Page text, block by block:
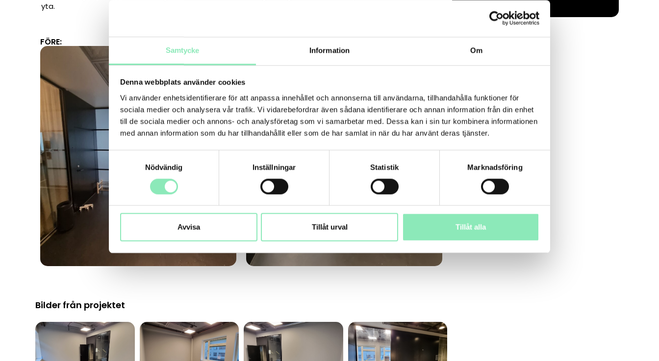
Samtycke Information Om
Denna webbplats använder cookies
Vi använder enhetsidentifierare för att anpassa innehållet och annonserna till användarna, tillhandahålla funktioner för
sociala medier och analysera vår trafik. Vi vidarebefordrar även sådana identifierare och annan information från din enhet
till de sociala medier och annons- och analysföretag som vi samarbetar med. Dessa kan i sin tur kombinera informationen
med annan information som du har tillhandahållit eller som de har samlat in när du har använt deras tjänster.
Nödvändig
Inställningar Statistik Marknadsföring
Avvisa Tillåt urval Tillåt alla
yta.
FÖRE:
Bilder från projektet